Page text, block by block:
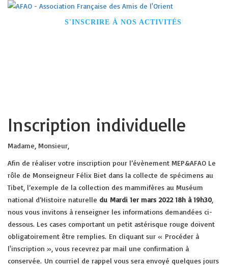
S'INSCRIRE À NOS ACTIVITÉS
Inscription individuelle
Madame, Monsieur,
Afin de réaliser votre inscription pour l’évènement MEP&AFAO Le
rôle de Monseigneur Félix Biet dans la collecte de spécimens au
Tibet, l’exemple de la collection des mammifères au Muséum
national d’Histoire naturelle du Mardi 1er mars 2022 18h à 19h30
nous vous invitons à renseigner les informations demandées ci-
dessous. Les cases comportant un petit astérisque rouge doivent
obligatoirement être remplies. En cliquant sur « Procéder à
l'inscription », vous recevrez par mail une confirmation à
conservée. Un courriel de rappel vous sera envoyé quelques jours